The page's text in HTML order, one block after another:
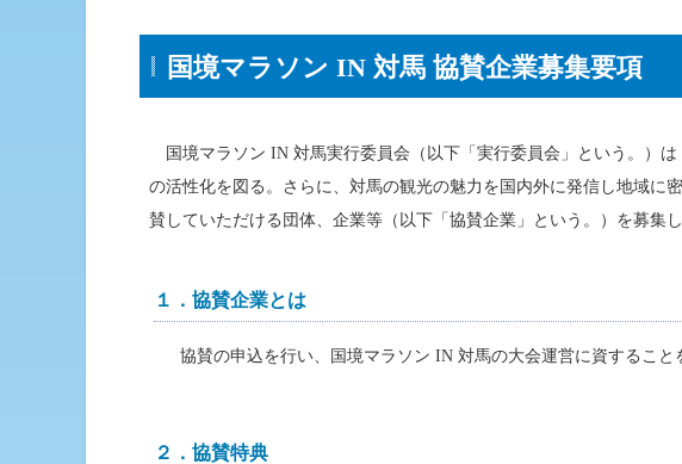
国境マラソン IN 対馬 協賛企業募集要項
国境マラソン IN 対馬実行委員会（以下「実行委員会」という。）
の活性化を図る。さらに、対馬の観光の魅力を国内外に発信し地域に
賛していただける団体、企業等（以下「協賛企業」という。）を募集し
１．協賛企業とは
協賛の申込を行い、国境マラソン IN 対馬の大会運営に資すること
２．協賛特典